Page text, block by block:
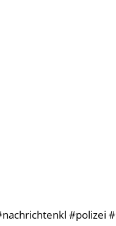
#polizei